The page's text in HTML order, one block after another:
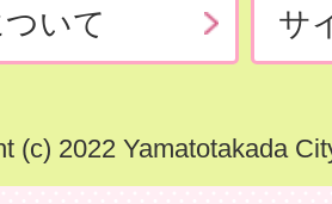
いて サ
(c) 2022 Yamatotakada